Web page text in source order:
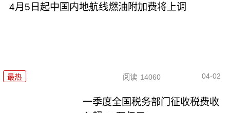
4月5日起中国内地航线燃油附加费将上调
最热 阅读 14060 04-02
一季度全国税务部门征收税费收